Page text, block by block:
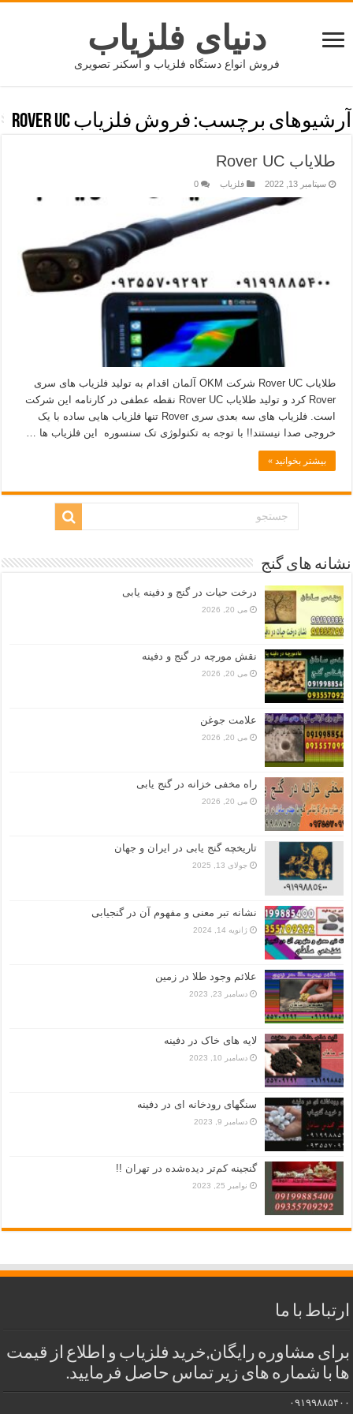
دنیای فلزیاب
فروش انواع دستگاه فلزیاب و اسکنر تصویری
آرشیوهای برچسب: فروش فلزیاب Rover UC
طلایاب Rover UC
سپتامبر 13, 2022 فلزیاب 0
طلایاب Rover UC شرکت OKM آلمان اقدام به تولید فلزیاب های سری
Rover کرد و تولید طلایاب Rover UC نقطه عطفی در کارنامه این شرکت
است. فلزیاب های سه بعدی سری Rover تنها فلزیاب هایی ساده با یک
خروجی صدا نیستند!! با توجه به تکنولوژی تک سنسوره این فلزیاب ها …
بیشتر بخوانید »
نشانه های گنج
درخت حیات در گنج و دفینه یابی
می 20, 2026
نقش مورچه در گنج و دفینه
می 20, 2026
علامت جوغن
می 20, 2026
راه مخفی خزانه در گنج یابی
می 20, 2026
تاریخچه گنج‌ یابی در ایران و جهان
جولای 13, 2025
نشانه تبر معنی و مفهوم آن در گنجیابی
ژانویه 14, 2024
علائم وجود طلا در زمین
دسامبر 23, 2023
لایه های خاک در دفینه
دسامبر 10, 2023
سنگهای رودخانه ای در دفینه
دسامبر 9, 2023
گنجینه کم‌تر دیده‌شده در تهران !!
نوامبر 25, 2023
ارتباط با ما
برای مشاوره رایگان,خرید فلزیاب و اطلاع از قیمت
ها با شماره های زیر تماس حاصل فرمایید.
۰۹۱۹۹۸۸۵۴۰۰